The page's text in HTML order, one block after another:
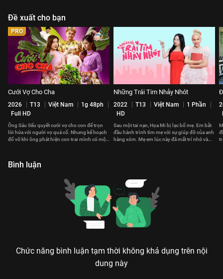
Đề xuất cho bạn
PRO
Cưới Vợ Cho Cha
2026 T13 Việt Nam
1g 48ph
Full HD
Ông Sáu Sếu quyết cưới vợ cho con để trọn
lời hứa với người vợ quá cố. Nhưng kế hoạch
đổ vỡ khi ông phát hiện con trai mình có một
Những Trái Tim Nhảy Nhót
2022 T13 Việt Nam
1 Phần
HD
Sau một tai nạn, Họa Mi bị lạc bố mẹ. Em bắt
đầu hành trình tìm mẹ với sự giúp đỡ của anh
hàng xóm. Mẹ em lúc này đã mất trí nhớ và
Bình luận
Chức năng bình luận tạm thời không khả dụng trên nội
dung này